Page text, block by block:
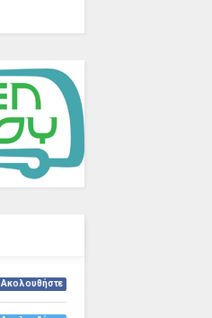
Ακολουθήστε